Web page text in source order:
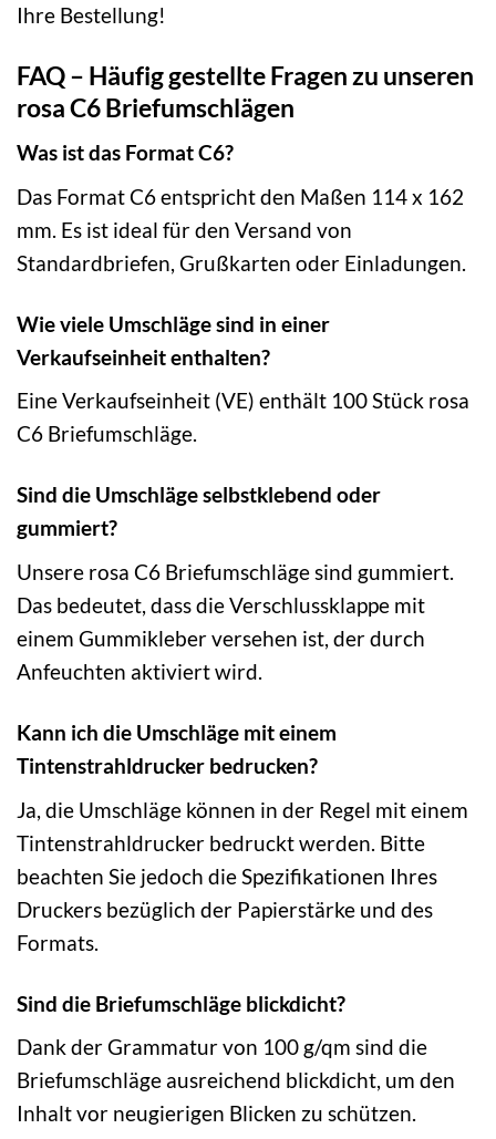
Ihre Bestellung!
FAQ – Häufig gestellte Fragen zu unseren
rosa C6 Briefumschlägen
Was ist das Format C6?
Das Format C6 entspricht den Maßen 114 x 162
mm. Es ist ideal für den Versand von
Standardbriefen, Grußkarten oder Einladungen.
Wie viele Umschläge sind in einer
Verkaufseinheit enthalten?
Eine Verkaufseinheit (VE) enthält 100 Stück rosa
C6 Briefumschläge.
Sind die Umschläge selbstklebend oder
gummiert?
Unsere rosa C6 Briefumschläge sind gummiert.
Das bedeutet, dass die Verschlussklappe mit
einem Gummikleber versehen ist, der durch
Anfeuchten aktiviert wird.
Kann ich die Umschläge mit einem
Tintenstrahldrucker bedrucken?
Ja, die Umschläge können in der Regel mit einem
Tintenstrahldrucker bedruckt werden. Bitte
beachten Sie jedoch die Spezifikationen Ihres
Druckers bezüglich der Papierstärke und des
Formats.
Sind die Briefumschläge blickdicht?
Dank der Grammatur von 100 g/qm sind die
Briefumschläge ausreichend blickdicht, um den
Inhalt vor neugierigen Blicken zu schützen.